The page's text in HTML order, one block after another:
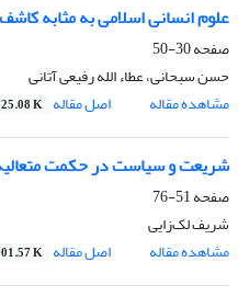
علوم انسانی اسلامی به مثابه
صفحه30-50
حسن سبحانی، عطاء الله رفیعی آتانی
مشاهده مقاله
اصل مقاله K
شریعت و سیاست در حکمت
صفحه51-76
شریف لک‌زایی
مشاهده مقاله
اصل مقاله K